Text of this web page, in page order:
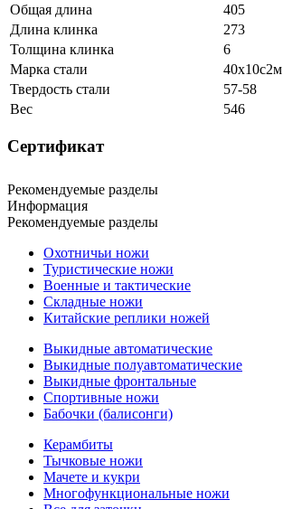
Общая длина
405
Длина клинка
273
Толщина клинка
6
Марка стали
40х10с2м
Твердость стали
57-58
Вес
546
Сертификат
Рекомендуемые разделы
Информация
Рекомендуемые разделы
Охотничьи ножи
Туристические ножи
Военные и тактические
Складные ножи
Китайские реплики ножей
Выкидные автоматические
Выкидные полуавтоматические
Выкидные фронтальные
Спортивные ножи
Бабочки (балисонги)
Керамбиты
Тычковые ножи
Мачете и кукри
Многофункциональные ножи